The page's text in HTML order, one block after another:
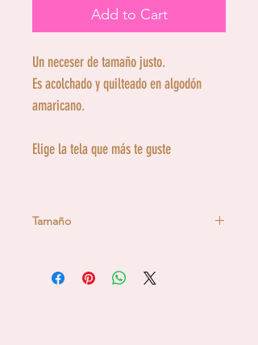
Add to Cart
Un neceser de tamaño justo.
Es acolchado y quilteado en algodón
amaricano.
Elige la tela que más te guste
Tamaño